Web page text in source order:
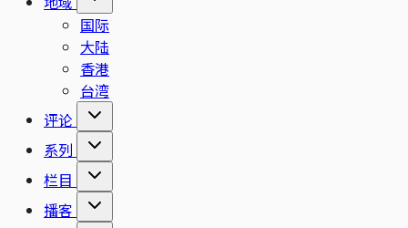
国际
大陆
香港
台湾
评论
系列
栏目
播客